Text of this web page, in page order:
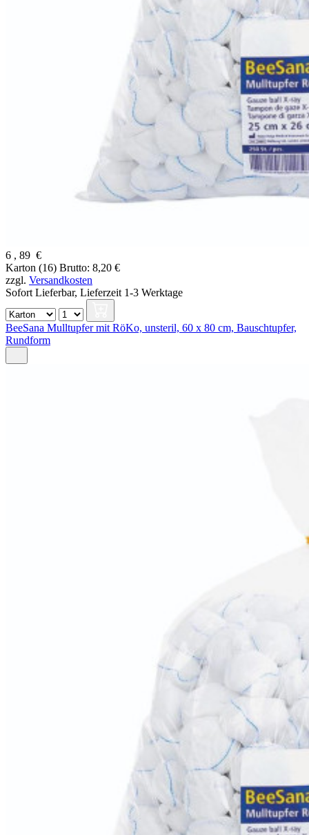
6 , 89 €
Karton (16) Brutto: 8,20 €
zzgl. Versandkosten
Sofort Lieferbar, Lieferzeit 1-3 Werktage
BeeSana Mulltupfer mit RöKo, unsteril, 60 x 80 cm, Bauschtupfer,
Rundform